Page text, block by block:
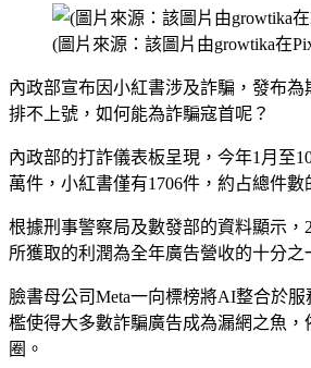
(圖片來源：該圖片由growtika在
內政部宣布因小紅書涉及詐騙，發布
排不上號，如何能為詐騙寇首呢？
內政部的打詐儀表板呈現，今年1月至
萬件，小紅書僅有1706件，約占總件
根據刑事警察局及數發部的資料顯示，
所獲取的利潤為全年廣告營收的十分之
臉書母公司Meta一向標榜將AI整合於
檻使得大多數詐騙廣告成為漏網之魚
圈。